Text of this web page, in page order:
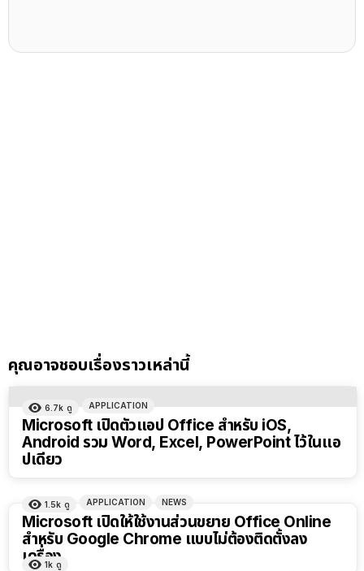
คุณอาจชอบเรื่องราวเหล่านี้
6.7k ดู APPLICATION
Microsoft เปิดตัวแอป Office สำหรับ iOS,
Android รวม Word, Excel, PowerPoint ไว้ในแอ
ปเดียว
1.5k ดู APPLICATION NEWS
Microsoft เปิดให้ใช้งานส่วนขยาย Office Online
สำหรับ Google Chrome แบบไม่ต้องติดตั้งลง
เครื่อง
1k ดู